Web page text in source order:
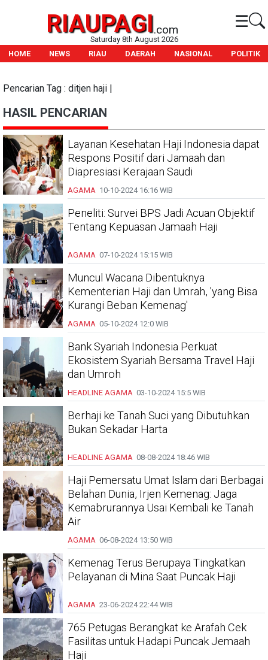
RIAUPAGI.com ☰
Saturday 8th August 2026
HOME
NEWS RIAU DAERAH NASIONAL POLITIK
Pencarian Tag : ditjen haji |
HASIL PENCARIAN
Layanan Kesehatan Haji Indonesia dapat
Respons Positif dari Jamaah dan
Diapresiasi Kerajaan Saudi
AGAMA 10-10-202416:16 WIB
Peneliti: Survei BPS Jadi Acuan Objektif
Tentang Kepuasan Jamaah Haji
AGAMA 07-10-202415:15 WIB
Muncul Wacana Dibentuknya
Kementerian Haji dan Umrah, 'yang Bisa
Kurangi Beban Kemenag'
AGAMA 05-10-202412:0 WIB
Bank Syariah Indonesia Perkuat
Ekosistem Syariah Bersama Travel Haji
dan Umroh
HEADLINE AGAMA 03-10-202415:5 WIB
Berhaji ke Tanah Suci yang Dibutuhkan
Bukan Sekadar Harta
HEADLINE AGAMA 08-08-202418:46 WIB
Haji Pemersatu Umat Islam dari Berbagai
Belahan Dunia, Irjen Kemenag: Jaga
Kemabrurannya Usai Kembali ke Tanah
Air
AGAMA 06-08-202413:50 WIB
Kemenag Terus Berupaya Tingkatkan
Pelayanan di Mina Saat Puncak Haji
AGAMA 23-06-202422:44 WIB
765 Petugas Berangkat ke Arafah Cek
Fasilitas untuk Hadapi Puncak Jemaah
Haji